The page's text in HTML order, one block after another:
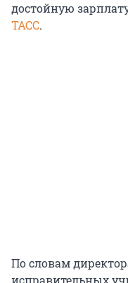
достойную
ТАСС.
По словам
исправительных